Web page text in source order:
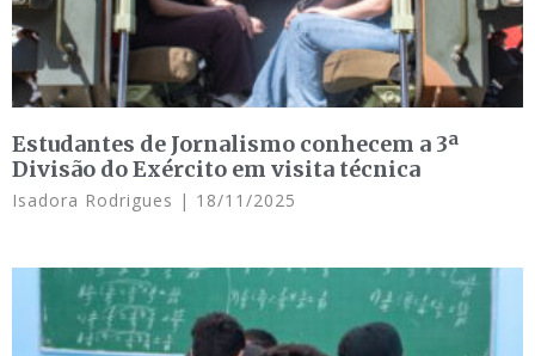
Estudantes de Jornalismo conhecem a 3ª
Divisão do Exército em visita técnica
Isadora Rodrigues 18/11/2025